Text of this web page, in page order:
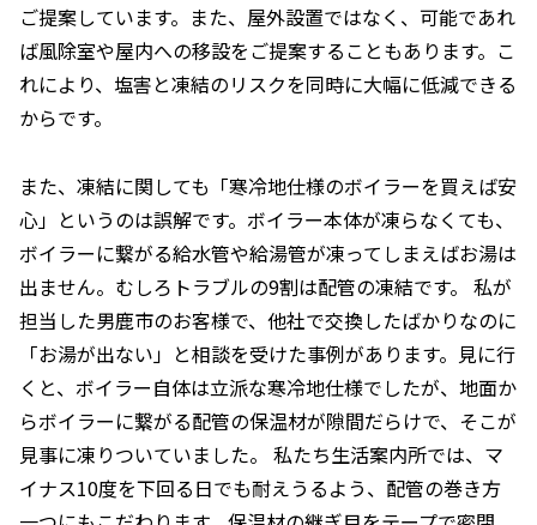
ご提案しています。また、屋外設置ではなく、可能であれ
ば風除室や屋内への移設をご提案することもあります。こ
れにより、塩害と凍結のリスクを同時に大幅に低減できる
からです。
また、凍結に関しても「寒冷地仕様のボイラーを買えば安
心」というのは誤解です。ボイラー本体が凍らなくても、
ボイラーに繋がる給水管や給湯管が凍ってしまえばお湯は
出ません。むしろトラブルの9割は配管の凍結です。 私が
担当した男鹿市のお客様で、他社で交換したばかりなのに
「お湯が出ない」と相談を受けた事例があります。見に行
くと、ボイラー自体は立派な寒冷地仕様でしたが、地面か
らボイラーに繋がる配管の保温材が隙間だらけで、そこが
見事に凍りついていました。 私たち生活案内所では、マ
イナス10度を下回る日でも耐えうるよう、配管の巻き方